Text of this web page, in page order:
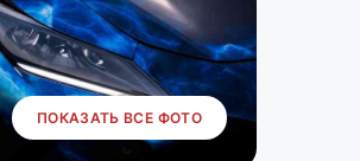
ПОКАЗАТЬ ВСЕ ФОТО